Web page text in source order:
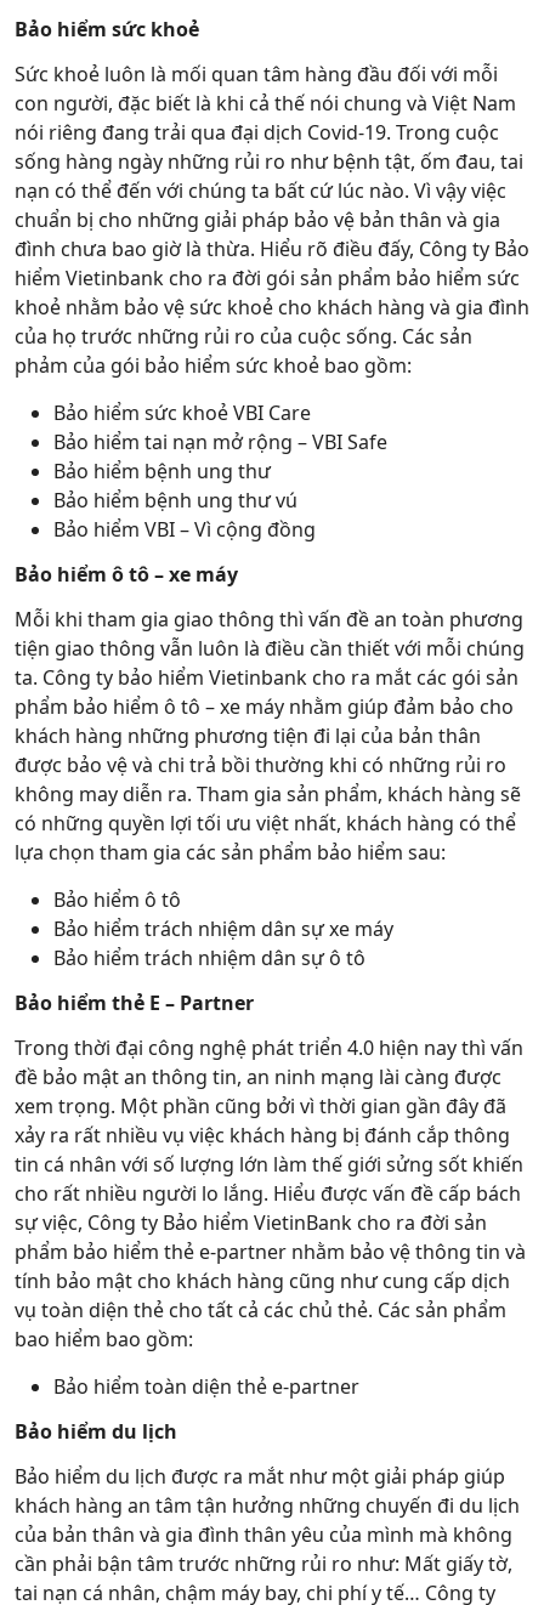
Bảo hiểm sức khoẻ
Sức khoẻ luôn là mối quan tâm hàng đầu đối với mỗi
con người, đặc biết là khi cả thế nói chung và Việt Nam
nói riêng đang trải qua đại dịch Covid-19. Trong cuộc
sống hàng ngày những rủi ro như bệnh tật, ốm đau, tai
nạn có thể đến với chúng ta bất cứ lúc nào. Vì vậy việc
chuẩn bị cho những giải pháp bảo vệ bản thân và gia
đình chưa bao giờ là thừa. Hiểu rõ điều đấy, Công ty Bảo
hiểm Vietinbank cho ra đời gói sản phẩm bảo hiểm sức
khoẻ nhằm bảo vệ sức khoẻ cho khách hàng và gia đình
của họ trước những rủi ro của cuộc sống. Các sản
phảm của gói bảo hiểm sức khoẻ bao gồm:
Bảo hiểm sức khoẻ VBI Care
Bảo hiểm tai nạn mở rộng – VBI Safe
Bảo hiểm bệnh ung thư
Bảo hiểm bệnh ung thư vú
Bảo hiểm VBI – Vì cộng đồng
Bảo hiểm ô tô – xe máy
Mỗi khi tham gia giao thông thì vấn đề an toàn phương
tiện giao thông vẫn luôn là điều cần thiết với mỗi chúng
ta. Công ty bảo hiểm Vietinbank cho ra mắt các gói sản
phẩm bảo hiểm ô tô – xe máy nhằm giúp đảm bảo cho
khách hàng những phương tiện đi lại của bản thân
được bảo vệ và chi trả bồi thường khi có những rủi ro
không may diễn ra. Tham gia sản phẩm, khách hàng sẽ
có những quyền lợi tối ưu việt nhất, khách hàng có thể
lựa chọn tham gia các sản phẩm bảo hiểm sau:
Bảo hiểm ô tô
Bảo hiểm trách nhiệm dân sự xe máy
Bảo hiểm trách nhiệm dân sự ô tô
Bảo hiểm thẻ E – Partner
Trong thời đại công nghệ phát triển 4.0 hiện nay thì vấn
đề bảo mật an thông tin, an ninh mạng lài càng được
xem trọng. Một phần cũng bởi vì thời gian gần đây đã
xảy ra rất nhiều vụ việc khách hàng bị đánh cắp thông
tin cá nhân với số lượng lớn làm thế giới sửng sốt khiến
cho rất nhiều người lo lắng. Hiểu được vấn đề cấp bách
sự việc, Công ty Bảo hiểm VietinBank cho ra đời sản
phẩm bảo hiểm thẻ e-partner nhằm bảo vệ thông tin và
tính bảo mật cho khách hàng cũng như cung cấp dịch
vụ toàn diện thẻ cho tất cả các chủ thẻ. Các sản phẩm
bao hiểm bao gồm:
Bảo hiểm toàn diện thẻ e-partner
Bảo hiểm du lịch
Bảo hiểm du lịch được ra mắt như một giải pháp giúp
khách hàng an tâm tận hưởng những chuyến đi du lịch
của bản thân và gia đình thân yêu của mình mà không
cần phải bận tâm trước những rủi ro như: Mất giấy tờ,
tai nạn cá nhân, chậm máy bay, chi phí y tế… Công ty